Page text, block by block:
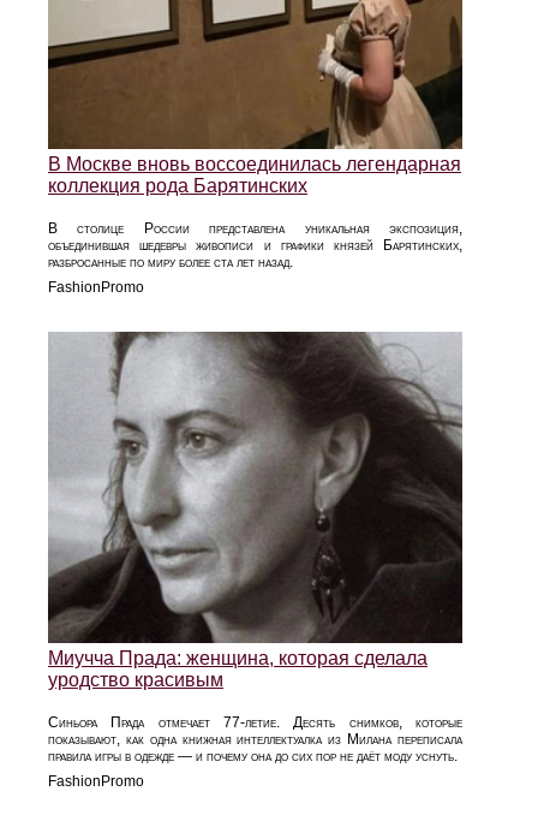
В Москве вновь воссоединилась легендарная
коллекция рода Барятинских
В столице России представлена уникальная экспозиция,
объединившая шедевры живописи и графики князей Барятинских,
разбросанные по миру более ста лет назад.
FashionPromo
Миучча Прада: женщина, которая сделала
уродство красивым
Синьора Прада отмечает 77-летие. Десять снимков, которые
показывают, как одна книжная интеллектуалка из Милана переписала
правила игры в одежде — и почему она до сих пор не даёт моду уснуть.
FashionPromo